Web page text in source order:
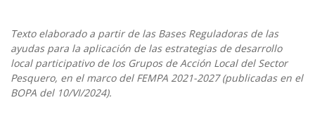
Texto elaborado a partir de las Bases Reguladoras de las
ayudas para la aplicación de las estrategias de desarrollo
local participativo de los Grupos de Acción Local del Sector
Pesquero, en el marco del FEMPA 2021-2027 (publicadas en el
BOPA del 10/VI/2024).